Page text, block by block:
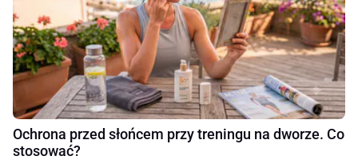
Ochrona przed słońcem przy treningu na dworze. Co
stosować?